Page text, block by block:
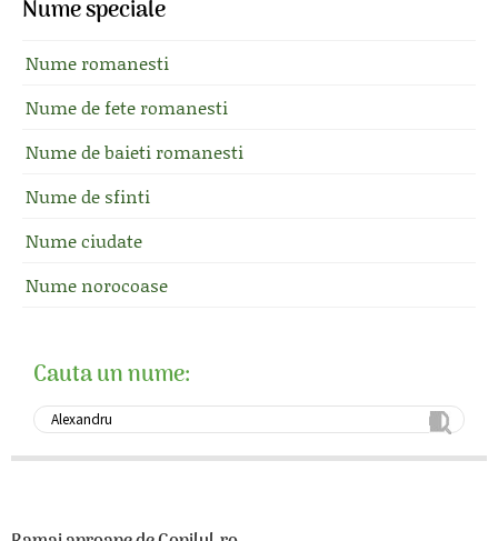
Nume speciale
Nume romanesti
Nume de fete romanesti
Nume de baieti romanesti
Nume de sfinti
Nume ciudate
Nume norocoase
Cauta un nume: